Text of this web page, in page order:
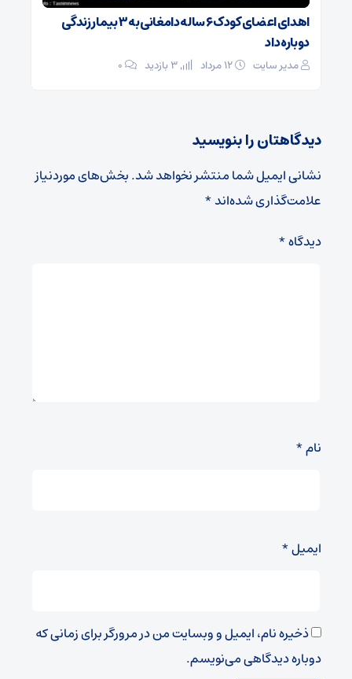
اهدای اعضای کودک ۶ ساله دامغانی به ۳ بیمار زندگی
دوباره داد
مدیر سایت ۰
دیدگاهتان را بنویسید
نشانی ایمیل شما منتشر نخواهد شد.بخش‌های موردنیاز
علامت‌گذاری شده‌اند*
دیدگاه*
نام*
ایمیل*
ذخیره نام، ایمیل و وبسایت من در مرورگر برای زمانی که
دوباره دیدگاهی می‌نویسم.